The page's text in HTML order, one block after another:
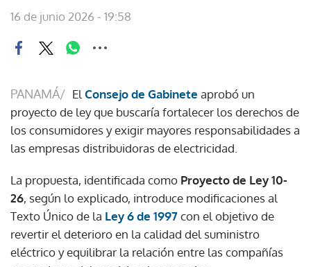
16 de junio 2026 - 19:58
PANAMÁ/ El Consejo de Gabinete aprobó un
proyecto de ley que buscaría fortalecer los derechos de
los consumidores y exigir mayores responsabilidades a
las empresas distribuidoras de electricidad.
La propuesta, identificada como Proyecto de Ley 10-
26, según lo explicado, introduce modificaciones al
Texto Único de la Ley 6 de 1997con el objetivo de
revertir el deterioro en la calidad del suministro
eléctrico y equilibrar la relación entre las compañías